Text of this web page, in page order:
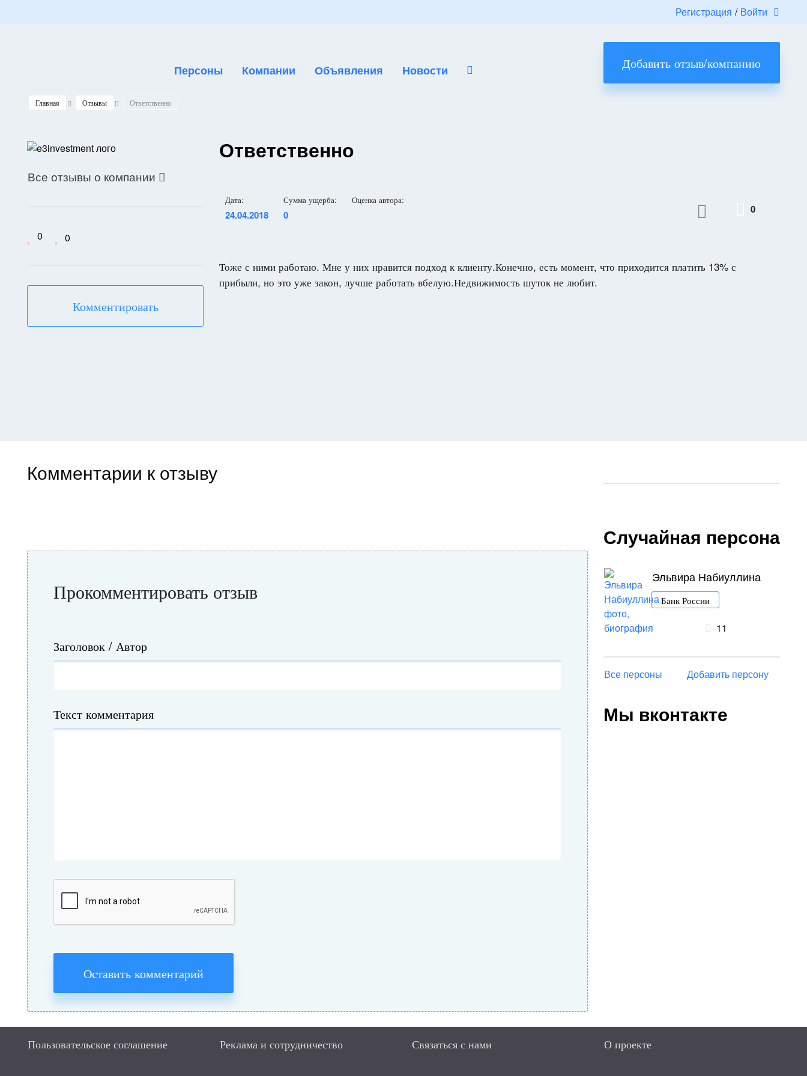
Регистрация / Войти
Персоны Компании Объявления Новости Добавить отзыв/компанию
Главная Отзывы Ответственно
Все отзывы о компании 
0 0
Комментировать
Ответственно
Дата:
24.04.2018
Сумма ущерба:
0
Оценка автора:
0
Тоже с ними работаю. Мне у них нравится подход к клиенту.Конечно, есть момент, что приходится платить 13% с
прибыли, но это уже закон, лучше работать вбелую.Недвижимость шуток не любит.
Комментарии к отзыву
Прокомментировать отзыв
Заголовок / Автор
Текст комментария
Оставить комментарий
Случайная персона
Эльвира Набиуллина
Банк России
11
Все персоны Добавить персону
Мы вконтакте
Пользовательское соглашение Реклама и сотрудничество Связаться с нами О проекте